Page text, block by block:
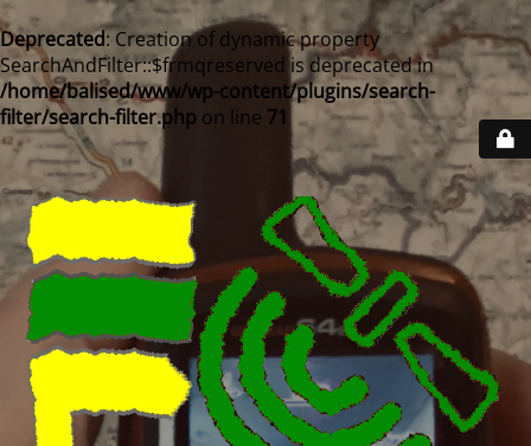
Deprecated: Creation of dynamic property
SearchAndFilter::$frmqreserved is deprecated in
/home/balised/www/wp-content/plugins/search-
filter/search-filter.php on line 71